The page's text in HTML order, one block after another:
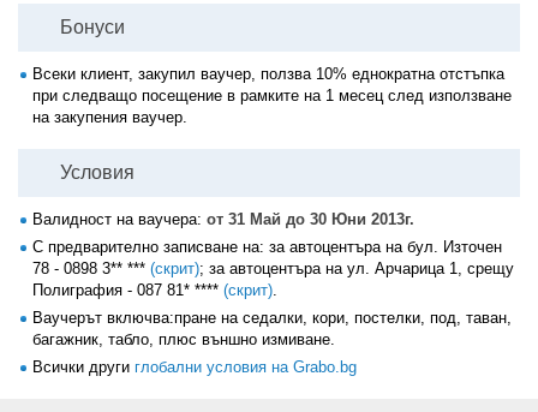
Бонуси
Всеки клиент, закупил ваучер, ползва 10% еднократна отстъпка
при следващо посещение в рамките на 1 месец след използване
на закупения ваучер.
Условия
Валидност на ваучера: от 31 Май до 30 Юни 2013г.
С предварително записване на: за автоцентъра на бул. Източен
78 - 0898 3** *** (скрит); за автоцентъра на ул. Арчарица 1, срещу
Полиграфия - 087 81* **** (скрит).
Ваучерът включва:пране на седалки, кори, постелки, под, таван,
багажник, табло, плюс външно измиване.
Всички други глобални условия на Grabo.bg